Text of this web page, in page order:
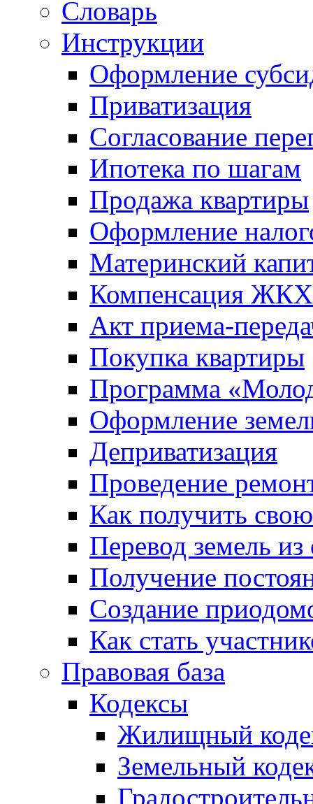
Словарь
Инструкции
Оформление
Приватизация
Согласование
Ипотека по шагам
Продажа квартиры
Оформление
Материнский
Компенсация ЖКХ
Акт приема-
Покупка квартиры
Программа
Оформление
Деприватизация
Проведение
Как получить
Перевод земель
Получение
Создание
Как стать
Правовая база
Кодексы
Жилищный
Земельный